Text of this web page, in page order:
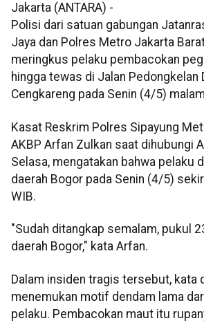
Jakarta (ANTARA) -
Polisi dari satuan gabungan
Jaya dan Polres Metro Jakarta
meringkus pelaku pembacokan
hingga tewas di Jalan Pedongkelan
Cengkareng pada Senin (4/5)
Kasat Reskrim Polres Sipayung
AKBP Arfan Zulkan saat dihubungi
Selasa, mengatakan bahwa pelaku
daerah Bogor pada Senin (4/5)
WIB.
"Sudah ditangkap semalam, pukul
daerah Bogor," kata Arfan.
Dalam insiden tragis tersebut, kata
menemukan motif dendam lama
pelaku. Pembacokan maut itu